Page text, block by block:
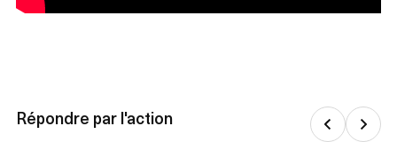
Répondre par l'action